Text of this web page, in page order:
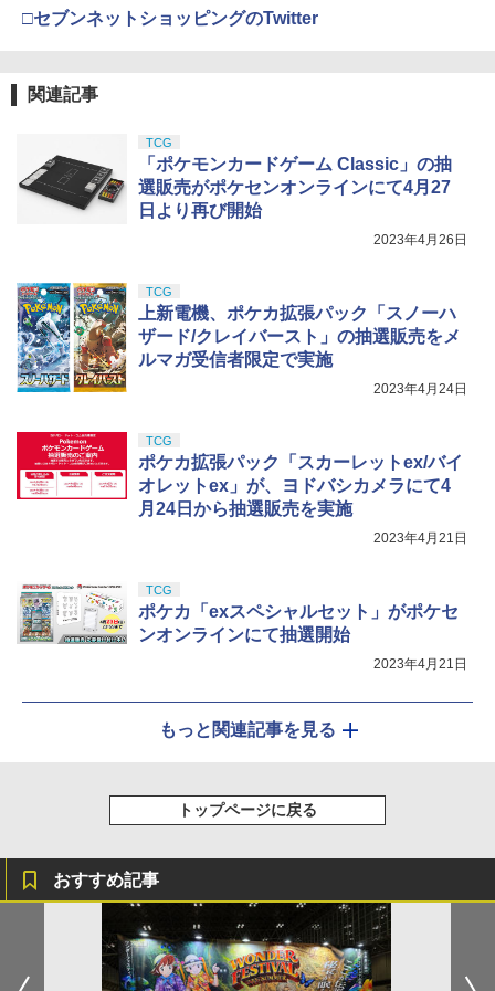
5
東京マルイ No.10 ハイキャパ5.1 10歳以
上 電動ブローバック フルオート
5
シリコンモールド クロムハート 4種 6.7×
□セブンネットショッピングのTwitter
関連記事
TCG
「ポケモンカードゲーム Classic」の抽
選販売がポケセンオンラインにて4月27
日より再び開始
2023年4月26日
TCG
上新電機、ポケカ拡張パック「スノーハ
ザード/クレイバースト」の抽選販売をメ
ルマガ受信者限定で実施
2023年4月24日
TCG
ポケカ拡張パック「スカーレットex/バイ
オレットex」が、ヨドバシカメラにて4
月24日から抽選販売を実施
2023年4月21日
TCG
ポケカ「exスペシャルセット」がポケセ
ンオンラインにて抽選開始
2023年4月21日
もっと関連記事を見る
トップページに戻る
おすすめ記事